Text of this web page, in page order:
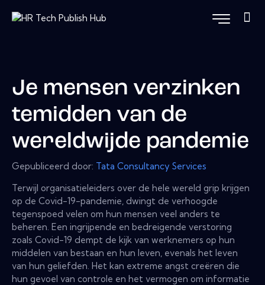
Je mensen verzinken
temidden van de
wereldwijde pandemie
Gepubliceerd door: Tata Consultancy Services
Terwijl organisatieleiders over de hele wereld grip krijgen
op de Covid-19-pandemie, dwingt de verhoogde
tegenspoed velen om hun mensen veel anders te
beheren. Een ingrijpende en bedreigende verstoring
zoals Covid-19 dempt de kijk van werknemers op hun
middelen van bestaan ​​en hun leven, evenals het leven
van hun geliefden. Het kan extreme angst creëren die
hun gevoel van controle en het vermogen om informatie